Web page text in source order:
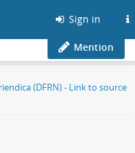
Sign in
Mention